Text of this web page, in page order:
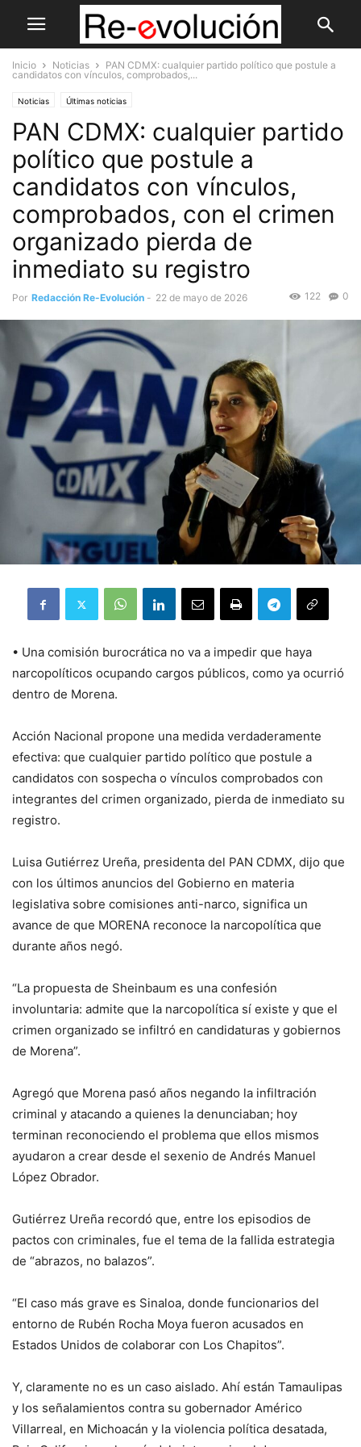
Inicio Noticias
PAN CDMX: cualquier partido político que postule a
candidatos con vínculos, comprobados,...
Noticias Últimas noticias
PAN CDMX: cualquier partido
político que postule a
candidatos con vínculos,
comprobados, con el crimen
organizado pierda de
inmediato su registro
Por Redacción Re-Evolución - 22 de mayo de 2026 0
122
•⁠ ⁠Una comisión burocrática no va a impedir que haya
narcopolíticos ocupando cargos públicos, como ya ocurrió
dentro de Morena.
Acción Nacional propone una medida verdaderamente
efectiva: que cualquier partido político que postule a
candidatos con sospecha o vínculos comprobados con
integrantes del crimen organizado, pierda de inmediato su
registro.
Luisa Gutiérrez Ureña, presidenta del PAN CDMX, dijo que
con los últimos anuncios del Gobierno en materia
legislativa sobre comisiones anti-narco, significa un
avance de que MORENA reconoce la narcopolítica que
durante años negó.
“La propuesta de Sheinbaum es una confesión
involuntaria: admite que la narcopolítica sí existe y que el
crimen organizado se infiltró en candidaturas y gobiernos
de Morena”.
Agregó que Morena pasó años negando la infiltración
criminal y atacando a quienes la denunciaban; hoy
terminan reconociendo el problema que ellos mismos
ayudaron a crear desde el sexenio de Andrés Manuel
López Obrador.
Gutiérrez Ureña recordó que, entre los episodios de
pactos con criminales, fue el tema de la fallida estrategia
de “abrazos, no balazos”.
“El caso más grave es Sinaloa, donde funcionarios del
entorno de Rubén Rocha Moya fueron acusados en
Estados Unidos de colaborar con Los Chapitos”.
Y, claramente no es un caso aislado. Ahí están Tamaulipas
y los señalamientos contra su gobernador Américo
Villarreal, en Michoacán y la violencia política desatada,